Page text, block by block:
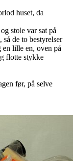
huset, da
stole var sat på
de to bestyrelser
en lille en, oven på
flotte stykke
før, på selve